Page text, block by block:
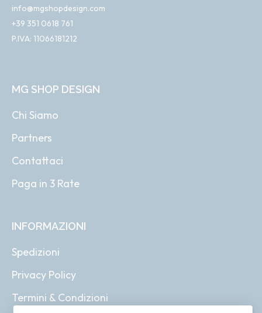
info@mgshopdesign.com
+39 351 0618 761
P.IVA: 11066181212
MG SHOP DESIGN
Chi Siamo
Partners
Contattaci
Paga in 3 Rate
INFORMAZIONI
Spedizioni
Privacy Policy
Termini & Condizioni